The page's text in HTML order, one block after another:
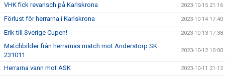
VHK fick revansch på Karlskrona 2023-10-15 21:16
Förlust för herrarna i Karlskrona 2023-10-14 17:40
Erik till Sverige Cupen! 2023-10-13 17:38
Matchbilder från herrarnas match mot Anderstorp SK
231011
2023-10-12 10:00
Herrarna vann mot ASK 2023-10-11 21:12